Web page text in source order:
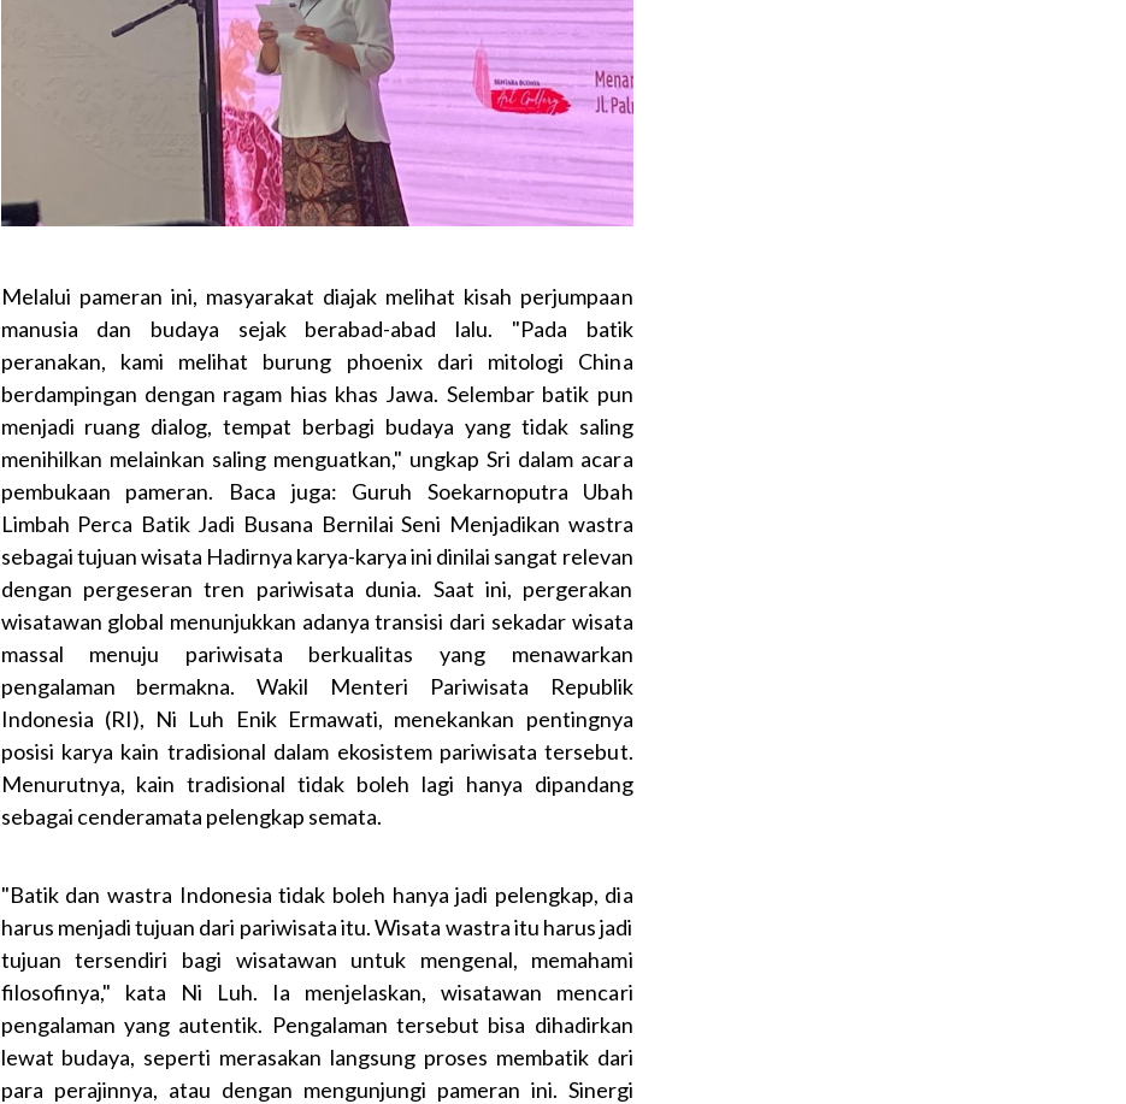
Melalui pameran ini, masyarakat diajak melihat kisah perjumpaan
manusia dan budaya sejak berabad-abad lalu. "Pada batik
peranakan, kami melihat burung phoenix dari mitologi China
berdampingan dengan ragam hias khas Jawa. Selembar batik pun
menjadi ruang dialog, tempat berbagi budaya yang tidak saling
menihilkan melainkan saling menguatkan," ungkap Sri dalam acara
pembukaan pameran. Baca juga: Guruh Soekarnoputra Ubah
Limbah Perca Batik Jadi Busana Bernilai Seni Menjadikan wastra
sebagai tujuan wisata Hadirnya karya-karya ini dinilai sangat relevan
dengan pergeseran tren pariwisata dunia. Saat ini, pergerakan
wisatawan global menunjukkan adanya transisi dari sekadar wisata
massal menuju pariwisata berkualitas yang menawarkan
pengalaman bermakna. Wakil Menteri Pariwisata Republik
Indonesia (RI), Ni Luh Enik Ermawati, menekankan pentingnya
posisi karya kain tradisional dalam ekosistem pariwisata tersebut.
Menurutnya, kain tradisional tidak boleh lagi hanya dipandang
sebagai cenderamata pelengkap semata.
"Batik dan wastra Indonesia tidak boleh hanya jadi pelengkap, dia
harus menjadi tujuan dari pariwisata itu. Wisata wastra itu harus jadi
tujuan tersendiri bagi wisatawan untuk mengenal, memahami
filosofinya," kata Ni Luh. Ia menjelaskan, wisatawan mencari
pengalaman yang autentik. Pengalaman tersebut bisa dihadirkan
lewat budaya, seperti merasakan langsung proses membatik dari
para perajinnya, atau dengan mengunjungi pameran ini. Sinergi